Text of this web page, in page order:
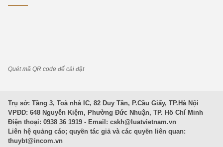
Quét mã QR code để cài đặt
Trụ sở: Tầng 3, Toà nhà IC, 82 Duy Tân, P.Cầu Giấy, TP.Hà Nội
VPĐD: 648 Nguyễn Kiệm, Phường Đức Nhuận, TP. Hồ Chí Minh
Điện thoại: 0938 36 1919 - Email: cskh@luatvietnam.vn
Liên hệ quảng cáo; quyền tác giả và các quyền liên quan:
thuybt@incom.vn